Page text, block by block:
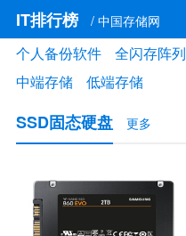
IT排行榜 / 中国存储网
个人备份软件 全闪存阵列
中端存储
低端存储
SSD固态硬盘 更多